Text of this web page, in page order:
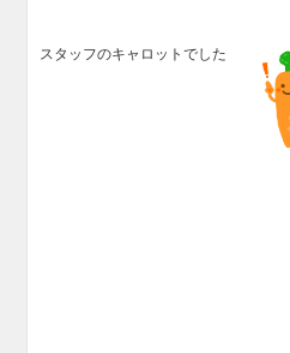
スタッフのキャロットでした